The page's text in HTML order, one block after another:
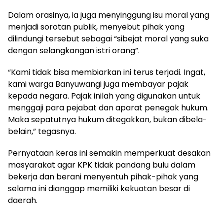
Dalam orasinya, ia juga menyinggung isu moral yang
menjadi sorotan publik, menyebut pihak yang
dilindungi tersebut sebagai “sibejat moral yang suka
dengan selangkangan istri orang”.
“Kami tidak bisa membiarkan ini terus terjadi. Ingat,
kami warga Banyuwangi juga membayar pajak
kepada negara. Pajak inilah yang digunakan untuk
menggaji para pejabat dan aparat penegak hukum.
Maka sepatutnya hukum ditegakkan, bukan dibela-
belain,” tegasnya.
Pernyataan keras ini semakin memperkuat desakan
masyarakat agar KPK tidak pandang bulu dalam
bekerja dan berani menyentuh pihak-pihak yang
selama ini dianggap memiliki kekuatan besar di
daerah.